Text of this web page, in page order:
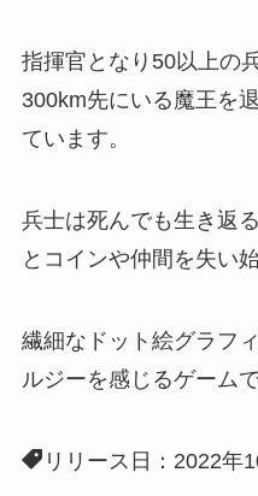
指揮官となり50以上の
300km先にいる魔王を
ています。
兵士は死んでも生き返
とコインや仲間を失い
繊細なドット絵グラフ
ルジーを感じるゲーム
リリース日：2022年